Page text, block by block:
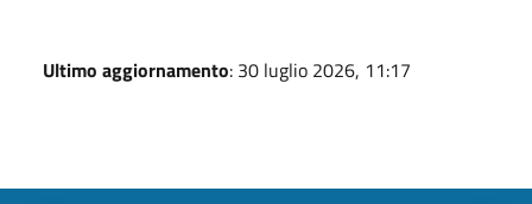
Ultimo aggiornamento: 30 luglio 2026, 11:17